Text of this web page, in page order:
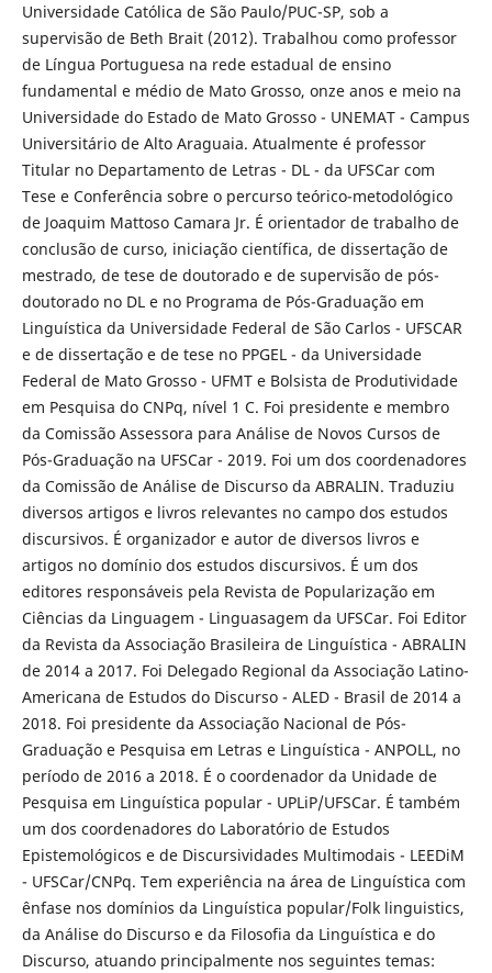
Universidade Católica de São Paulo/PUC-SP, sob a
supervisão de Beth Brait (2012). Trabalhou como professor
de Língua Portuguesa na rede estadual de ensino
fundamental e médio de Mato Grosso, onze anos e meio na
Universidade do Estado de Mato Grosso - UNEMAT - Campus
Universitário de Alto Araguaia. Atualmente é professor
Titular no Departamento de Letras - DL - da UFSCar com
Tese e Conferência sobre o percurso teórico-metodológico
de Joaquim Mattoso Camara Jr. É orientador de trabalho de
conclusão de curso, iniciação científica, de dissertação de
mestrado, de tese de doutorado e de supervisão de pós-
doutorado no DL e no Programa de Pós-Graduação em
Linguística da Universidade Federal de São Carlos - UFSCAR
e de dissertação e de tese no PPGEL - da Universidade
Federal de Mato Grosso - UFMT e Bolsista de Produtividade
em Pesquisa do CNPq, nível 1 C. Foi presidente e membro
da Comissão Assessora para Análise de Novos Cursos de
Pós-Graduação na UFSCar - 2019. Foi um dos coordenadores
da Comissão de Análise de Discurso da ABRALIN. Traduziu
diversos artigos e livros relevantes no campo dos estudos
discursivos. É organizador e autor de diversos livros e
artigos no domínio dos estudos discursivos. É um dos
editores responsáveis pela Revista de Popularização em
Ciências da Linguagem - Linguasagem da UFSCar. Foi Editor
da Revista da Associação Brasileira de Linguística - ABRALIN
de 2014 a 2017. Foi Delegado Regional da Associação Latino-
Americana de Estudos do Discurso - ALED - Brasil de 2014 a
2018. Foi presidente da Associação Nacional de Pós-
Graduação e Pesquisa em Letras e Linguística - ANPOLL, no
período de 2016 a 2018. É o coordenador da Unidade de
Pesquisa em Linguística popular - UPLiP/UFSCar. É também
um dos coordenadores do Laboratório de Estudos
Epistemológicos e de Discursividades Multimodais - LEEDiM
- UFSCar/CNPq. Tem experiência na área de Linguística com
ênfase nos domínios da Linguística popular/Folk linguistics,
da Análise do Discurso e da Filosofia da Linguística e do
Discurso, atuando principalmente nos seguintes temas: